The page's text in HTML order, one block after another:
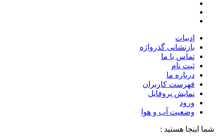
ادبیات
بازنشانی گذرواژه
تماس با ما
ثبت نام
درباره ما
فهرست کاربران
نمایش پروفایل
ورود
وضعیت آب و هوا
شما اینجا هستید :